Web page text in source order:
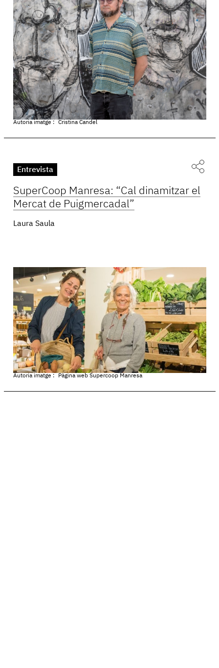
Autoria imatge : Cristina Candel
Entrevista
SuperCoop Manresa: “Cal dinamitzar el
Mercat de Puigmercadal”
Laura Saula
Autoria imatge : Pàgina web Supercoop Manresa